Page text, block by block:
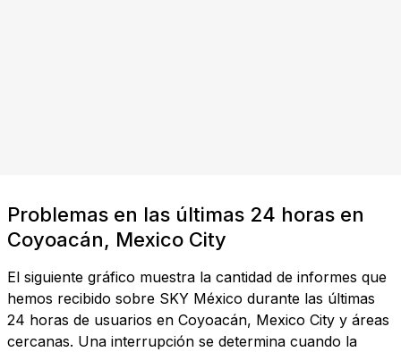
Problemas en las últimas 24 horas en
Coyoacán, Mexico City
El siguiente gráfico muestra la cantidad de informes que
hemos recibido sobre SKY México durante las últimas
24 horas de usuarios en Coyoacán, Mexico City y áreas
cercanas. Una interrupción se determina cuando la